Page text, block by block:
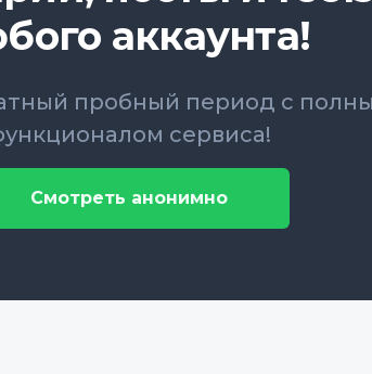
аккаунта!
пробный период с
сервиса!
Смотреть анонимно